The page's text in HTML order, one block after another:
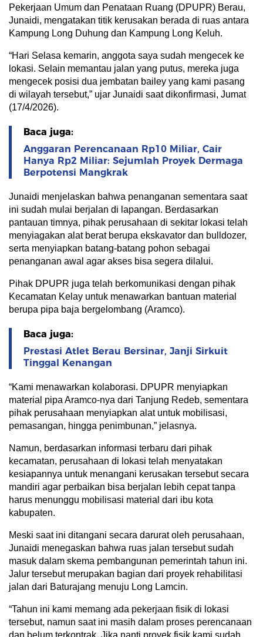
Pekerjaan Umum dan Penataan Ruang (DPUPR) Berau,
Junaidi, mengatakan titik kerusakan berada di ruas antara
Kampung Long Duhung dan Kampung Long Keluh.
“Hari Selasa kemarin, anggota saya sudah mengecek ke
lokasi. Selain memantau jalan yang putus, mereka juga
mengecek posisi dua jembatan bailey yang kami pasang
di wilayah tersebut,” ujar Junaidi saat dikonfirmasi, Jumat
(17/4/2026).
Baca juga:
Anggaran Perencanaan Rp10 Miliar, Cair
Hanya Rp2 Miliar: Sejumlah Proyek Dermaga
Berpotensi Mangkrak
Junaidi menjelaskan bahwa penanganan sementara saat
ini sudah mulai berjalan di lapangan. Berdasarkan
pantauan timnya, pihak perusahaan di sekitar lokasi telah
menyiagakan alat berat berupa ekskavator dan bulldozer,
serta menyiapkan batang-batang pohon sebagai
penanganan awal agar akses bisa segera dilalui.
Pihak DPUPR juga telah berkomunikasi dengan pihak
Kecamatan Kelay untuk menawarkan bantuan material
berupa pipa baja bergelombang (Aramco).
Baca juga:
Prestasi Atlet Berau Bersinar, Janji Sirkuit
Tinggal Kenangan
“Kami menawarkan kolaborasi. DPUPR menyiapkan
material pipa Aramco-nya dari Tanjung Redeb, sementara
pihak perusahaan menyiapkan alat untuk mobilisasi,
pemasangan, hingga penimbunan,” jelasnya.
Namun, berdasarkan informasi terbaru dari pihak
kecamatan, perusahaan di lokasi telah menyatakan
kesiapannya untuk menangani kerusakan tersebut secara
mandiri agar perbaikan bisa berjalan lebih cepat tanpa
harus menunggu mobilisasi material dari ibu kota
kabupaten.
Meski saat ini ditangani secara darurat oleh perusahaan,
Junaidi menegaskan bahwa ruas jalan tersebut sudah
masuk dalam skema pembangunan pemerintah tahun ini.
Jalur tersebut merupakan bagian dari proyek rehabilitasi
jalan dari Baturajang menuju Long Lamcin.
“Tahun ini kami memang ada pekerjaan fisik di lokasi
tersebut, namun saat ini masih dalam proses perencanaan
dan belum terkontrak. Jika nanti proyek fisik kami sudah